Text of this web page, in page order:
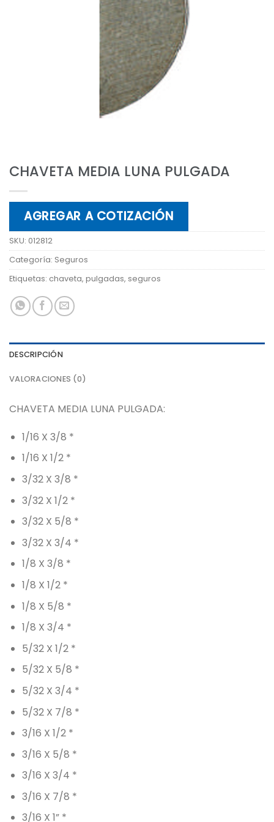
CHAVETA MEDIA LUNA PULGADA
AGREGAR A COTIZACIÓN
SKU: 012812
Categoría: Seguros
Etiquetas: chaveta, pulgadas, seguros
DESCRIPCIÓN
VALORACIONES (0)
CHAVETA MEDIA LUNA PULGADA:
1/16 X 3/8 *
1/16 X 1/2 *
3/32 X 3/8 *
3/32 X 1/2 *
3/32 X 5/8 *
3/32 X 3/4 *
1/8 X 3/8 *
1/8 X 1/2 *
1/8 X 5/8 *
1/8 X 3/4 *
5/32 X 1/2 *
5/32 X 5/8 *
5/32 X 3/4 *
5/32 X 7/8 *
3/16 X 1/2 *
3/16 X 5/8 *
3/16 X 3/4 *
3/16 X 7/8 *
3/16 X 1” *